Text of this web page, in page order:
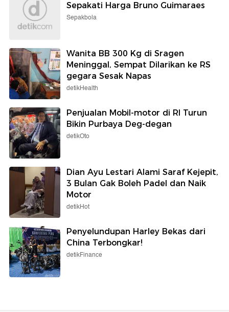
Sepakati Harga Bruno Guimaraes
Sepakbola
Wanita BB 300 Kg di Sragen
Meninggal, Sempat Dilarikan ke RS
gegara Sesak Napas
detikHealth
Penjualan Mobil-motor di RI Turun
Bikin Purbaya Deg-degan
detikOto
Dian Ayu Lestari Alami Saraf Kejepit,
3 Bulan Gak Boleh Padel dan Naik
Motor
detikHot
Penyelundupan Harley Bekas dari
China Terbongkar!
detikFinance